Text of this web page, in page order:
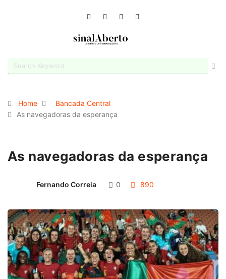
Home
Bancada Central
As navegadoras da esperança
As navegadoras da esperança
Fernando Correia 0 890